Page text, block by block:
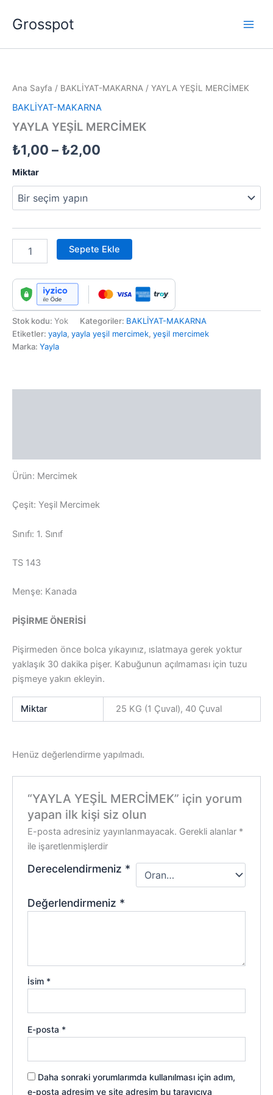
atlaGrosspot
Ana Sayfa / BAKLİYAT-MAKARNA / YAYLA YEŞİL MERCİMEK
BAKLİYAT-MAKARNA
YAYLA YEŞİL MERCİMEK
₺1,00 – ₺2,00
aralığı:
₺1,00
-
Miktar
adet
Sepete Ekle
Stok kodu: Yok Kategoriler: BAKLİYAT-MAKARNA
Etiketler: yayla, yayla yeşil mercimek, yeşil mercimek
Marka: Yayla
Ürün: Mercimek
Çeşit: Yeşil Mercimek
Sınıfı: 1. Sınıf
TS 143
Menşe: Kanada
PİŞİRME ÖNERİSİ
Pişirmeden önce bolca yıkayınız, ıslatmaya gerek yoktur
yaklaşık 30 dakika pişer. Kabuğunun açılmaması için tuzu
pişmeye yakın ekleyin.
Miktar 25 KG (1 Çuval), 40 Çuval
Henüz değerlendirme yapılmadı.
“YAYLA YEŞİL MERCİMEK” için yorum
yapan ilk kişi siz olun
E-posta adresiniz yayınlanmayacak. Gerekli alanlar *
ile işaretlenmişlerdir
Derecelendirmeniz *
Değerlendirmeniz *
İsim *
E-posta *
Daha sonraki yorumlarımda kullanılması için adım,
e-posta adresim ve site adresim bu tarayıcıya